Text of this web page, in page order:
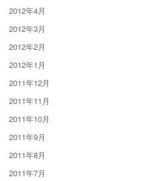
2012年4月
2012年3月
2012年2月
2012年1月
2011年12月
2011年11月
2011年10月
2011年9月
2011年8月
2011年7月